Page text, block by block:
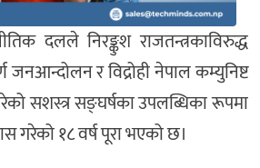
दलले निरङ्कुश राजतन्त्रकाविरुद्ध
जनआन्दोलन र विद्रोही नेपाल कम्युनिष्ट
सशस्त्र सङ्घर्षका उपलब्धिका रूपमा
गरेको १८ वर्ष पूरा भएको छ।